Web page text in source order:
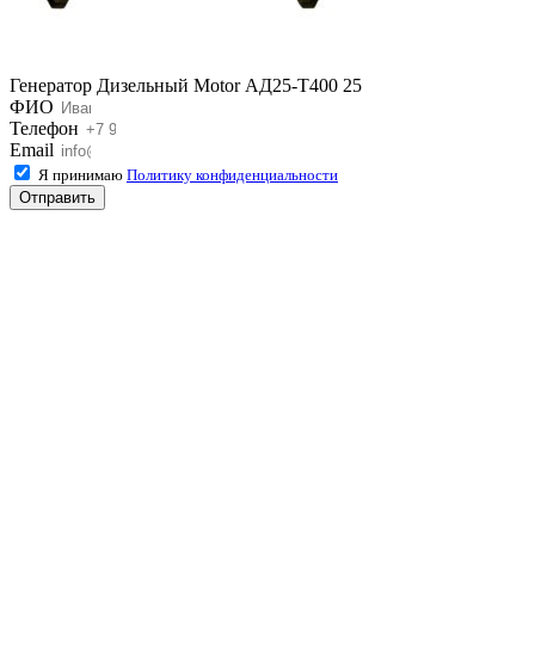
Генератор Дизельный Motor АД25-T400 25
ФИО
Телефон
Email
Я принимаю Политику конфиденциальности
Отправить